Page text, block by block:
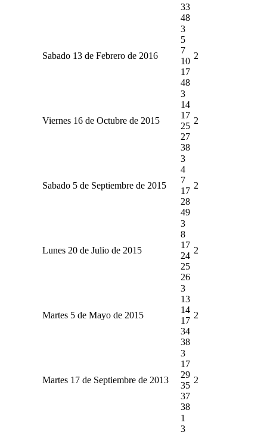
33
48
Sabado 13 de Febrero de 2016
3
5
7
10
17
48
2
Viernes 16 de Octubre de 2015
3
14
17
25
27
38
2
Sabado 5 de Septiembre de 2015
3
4
7
17
28
49
2
Lunes 20 de Julio de 2015
3
8
17
24
25
26
2
Martes 5 de Mayo de 2015
3
13
14
17
34
38
2
Martes 17 de Septiembre de 2013
3
17
29
35
37
38
2
1
3